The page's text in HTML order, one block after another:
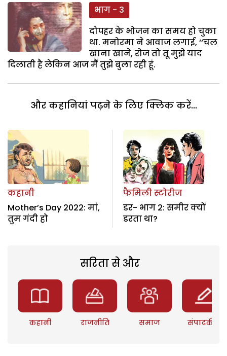
भाग - 3
दोपहर के भोजन का समय हो चुका
था. मनोरमा ने आवाज लगाई, ‘‘चल
खाना खाने, रोज तो तू मुझे याद
दिलाती है लेकिन आज मैं तुझे बुला रही हूं.
और कहानियां पढ़ने के लिए क्लिक करें...
कहानी
Mother’s Day 2022: मां,
तुम गंदी हो
फैमिली स्टोरीज
डर- भाग 2: समीर क्यों
डरता था?
सरिता से और
कहानी राजनीति समाज संपादकीय